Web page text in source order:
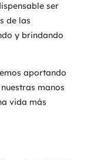
ser
de las
y brindando
aportando
manos
vida más